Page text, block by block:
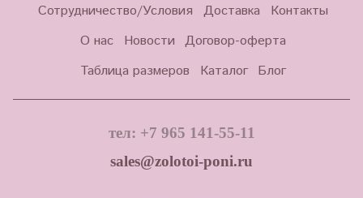
Сотрудничество/Условия Доставка
Контакты
О нас
Новости Договор-оферта
Таблица размеров
Каталог Блог
тел: +7 965 141-55-11
sales@zolotoi-poni.ru